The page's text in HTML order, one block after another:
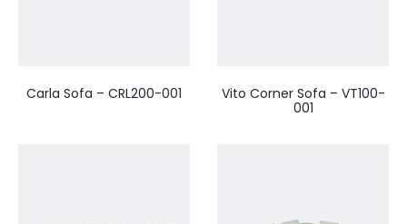
Carla Sofa – CRL200-001
Vito Corner Sofa – VT100-
001